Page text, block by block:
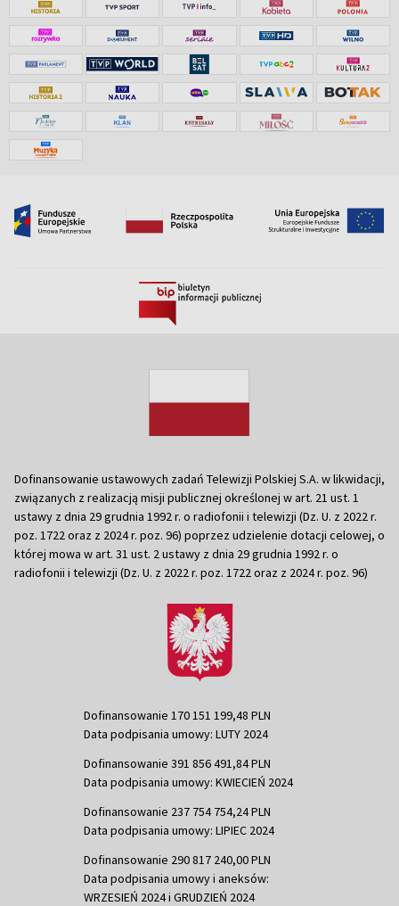
Dofinansowanie ustawowych zadań Telewizji Polskiej S.A. w likwidacji,
związanych z realizacją misji publicznej określonej w art. 21 ust. 1
ustawy z dnia 29 grudnia 1992 r. o radiofonii i telewizji (Dz. U. z 2022 r.
poz. 1722 oraz z 2024 r. poz. 96) poprzez udzielenie dotacji celowej, o
której mowa w art. 31 ust. 2 ustawy z dnia 29 grudnia 1992 r. o
radiofonii i telewizji (Dz. U. z 2022 r. poz. 1722 oraz z 2024 r. poz. 96)
Dofinansowanie 170 151 199,48 PLN
Data podpisania umowy: LUTY 2024
Dofinansowanie 391 856 491,84 PLN
Data podpisania umowy: KWIECIEŃ 2024
Dofinansowanie 237 754 754,24 PLN
Data podpisania umowy: LIPIEC 2024
Dofinansowanie 290 817 240,00 PLN
Data podpisania umowy i aneksów:
WRZESIEŃ 2024 i GRUDZIEŃ 2024